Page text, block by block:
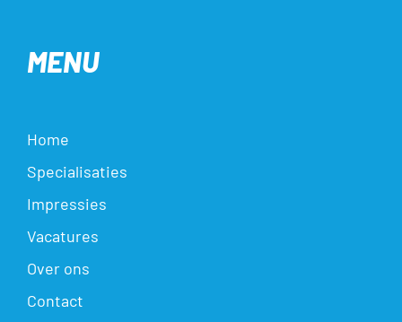
MENU
Home
Specialisaties
Impressies
Vacatures
Over ons
Contact